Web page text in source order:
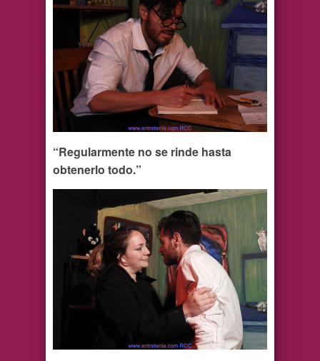
“Regularmente no se rinde hasta
obtenerlo todo.”